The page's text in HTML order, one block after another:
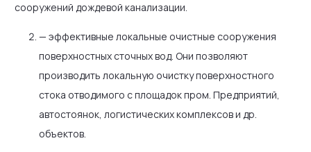
сооружений дождевой канализации.
— эффективные локальные очистные сооружения
поверхностных сточных вод. Они позволяют
производить локальную очистку поверхностного
стока отводимого с площадок пром. Предприятий,
автостоянок, логистических комплексов и др.
объектов.